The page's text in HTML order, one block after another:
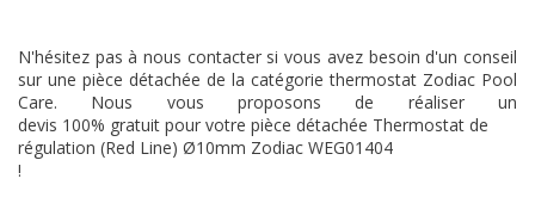
N'hésitez pas à nous contacter si vous avez besoin d'un conseil
sur une pièce détachée de la catégorie thermostat Zodiac Pool
Care. Nous vous proposons de réaliser un
devis 100% gratuit pour votre pièce détachée Thermostat de
régulation (Red Line) Ø10mm Zodiac WEG01404
!